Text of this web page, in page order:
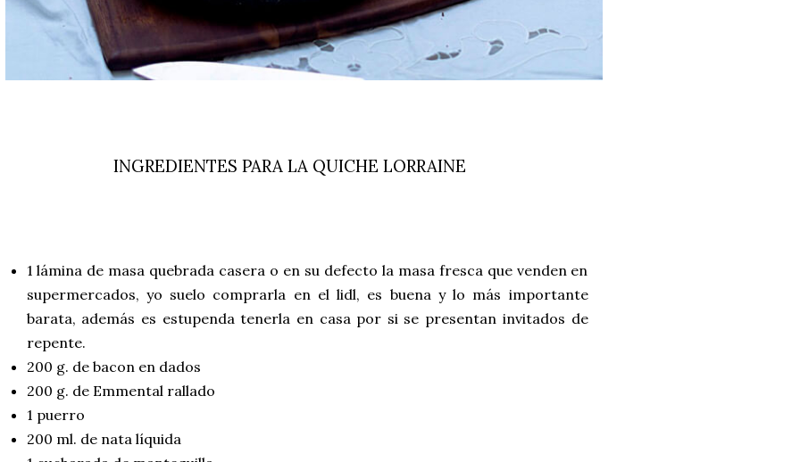
INGREDIENTES PARA LA QUICHE LORRAINE
1 lámina de masa quebrada casera o en su defecto la masa fresca que venden en
supermercados, yo suelo comprarla en el lidl, es buena y lo más importante
barata, además es estupenda tenerla en casa por si se presentan invitados de
repente.
200 g. de bacon en dados
200 g. de Emmental rallado
1 puerro
200 ml. de nata líquida